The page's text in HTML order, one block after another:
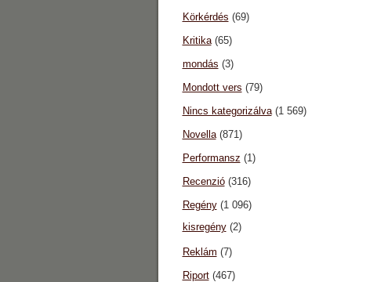
Körkérdés (69)
Kritika(65)
mondás (3)
Mondott vers (79)
Nincs kategorizálva(1 569)
Novella(871)
Performansz (1)
Recenzió(316)
Regény(1 096)
kisregény(2)
Reklám (7)
Riport(467)